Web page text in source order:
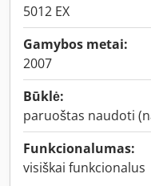
5012 EX
Gamybos metai:
2007
Būklė:
paruoštas naudoti
Funkcionalumas:
visiškai funkcionalus